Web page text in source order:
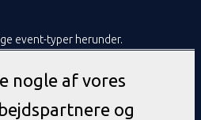
event-typer herunder.
nogle af vores
og